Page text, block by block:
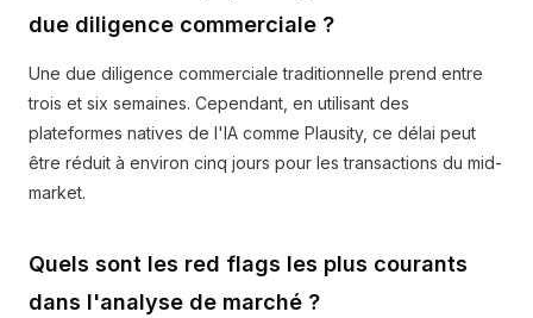
due diligence commerciale ?
Une due diligence commerciale traditionnelle prend entre
trois et six semaines. Cependant, en utilisant des
plateformes natives de l'IA comme Plausity, ce délai peut
être réduit à environ cinq jours pour les transactions du mid-
market.
Quels sont les red flags les plus courants
dans l'analyse de marché ?